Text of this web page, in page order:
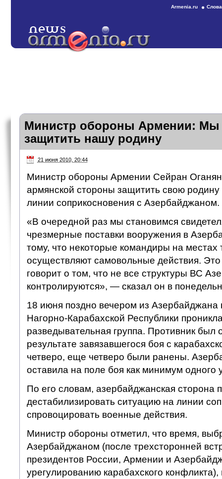
Armenia.ru
Министр обороны Армении: Мы
защитить нашу родину
21 июня 2010, 20:44
Министр обороны Армении Сейран Оганян
армянской стороны защитить свою родину
линии соприкосновения с Азербайджаном.
«В очередной раз мы становимся
чрезмерные поставки вооружения в
тому, что некоторые командиры на местах
осуществляют самовольные действия.
говорит о том, что не все структуры ВС
контролируются», — сказал он в
18 июня поздно вечером из Азербайджана
Нагорно-Карабахской Республики
разведывательная группа. Противник был
результате завязавшегося боя с
четверо, еще четверо были ранены.
оставила на поле боя как минимум одного
По его словам, азербайджанская сторона
дестабилизировать ситуацию на линии
спровоцировать военные действия.
Министр обороны отметил, что время,
Азербайджаном (после трехсторонней
президентов России, Армении и
урегулированию карабахского конфликта),